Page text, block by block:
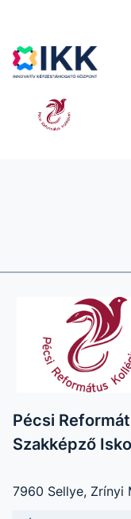
Pécsi
Szakképző
7960 Sellye, Zrínyi